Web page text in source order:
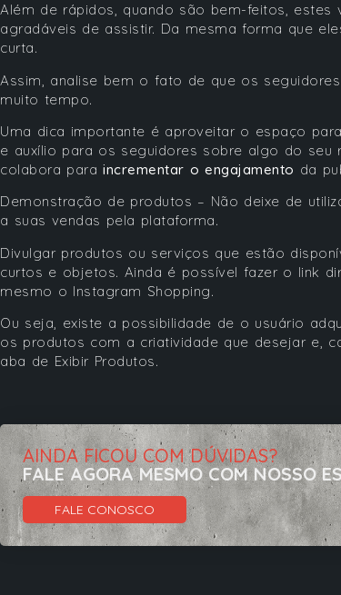
Além de rápidos, quando são bem-feitos,
agradáveis ​​de assistir. Da mesma forma que
curta.
Assim, analise bem o fato de que os
muito tempo.
Uma dica importante é aproveitar o espaço
e auxílio para os seguidores sobre algo do seu
colabora para incrementar o engajamento da
Demonstração de produtos – Não deixe de
a suas vendas pela plataforma.
Divulgar produtos ou serviços que estão
curtos e objetos. Ainda é possível fazer o link
mesmo o Instagram Shopping.
Ou seja, existe a possibilidade de o usuário
os produtos com a criatividade que desejar e,
aba de Exibir Produtos.
AINDA FICOU COM DÚVIDAS?
FALE AGORA MESMO COM NOSSO
FALE CONOSCO